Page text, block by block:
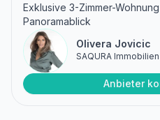
Exklusive 3-Zimmer-
Panoramablick
Olivera Jovicic
SAQURA
Anbieter